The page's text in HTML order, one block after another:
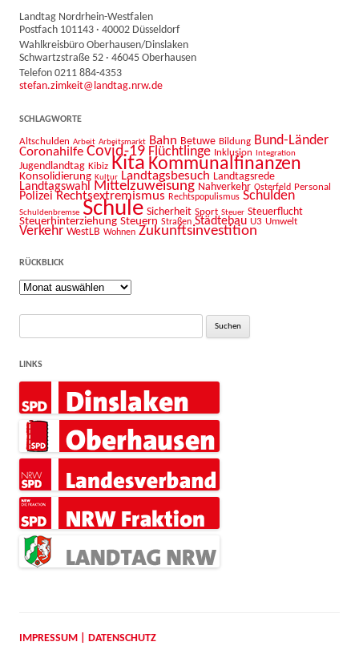
Landtag Nordrhein-Westfalen
Postfach 101143 · 40002 Düsseldorf
Wahlkreisbüro Oberhausen/Dinslaken
Schwartzstraße 52 · 46045 Oberhausen
Telefon 0211 884-4353
stefan.zimkeit@landtag.nrw.de
SCHLAGWORTE
Altschulden Arbeit Arbeitsmarkt Bahn Betuwe Bildung Bund-Länder
Coronahilfe Covid-19 Flüchtlinge Inklusion Integration
Jugendlandtag Kibiz Kita Kommunalfinanzen
Konsolidierung Kultur Landtagsbesuch Landtagsrede
Landtagswahl Mittelzuweisung Nahverkehr Osterfeld Personal
Polizei Rechtsextremismus Rechtspopulismus Schulden
Schuldenbremse Schule Sicherheit Sport Steuer Steuerflucht
Steuerhinterziehung Steuern Straßen Städtebau U3 Umwelt
Verkehr WestLB Wohnen Zukunftsinvestition
RÜCKBLICK
Rückblick
Suche
LINKS
IMPRESSUM | DATENSCHUTZ